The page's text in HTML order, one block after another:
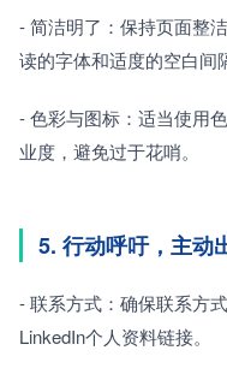
- 简洁明了：保持页面整
读的字体和适度的空白间
- 色彩与图标：适当使用
业度，避免过于花哨。
5. 行动呼吁，主动
- 联系方式：确保联系方
LinkedIn个人资料链接。